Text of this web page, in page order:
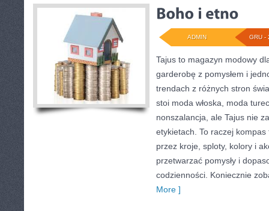
GRU -
ADMIN
Tajus to magazyn modowy
garderobę z pomysłem i
trendach z różnych stron
stoi moda włoska, moda
nonszalancja, ale Tajus nie
etykietach. To raczej
przez kroje, sploty, kolory i
przetwarzać pomysły i
codzienności. Koniecznie
More ]